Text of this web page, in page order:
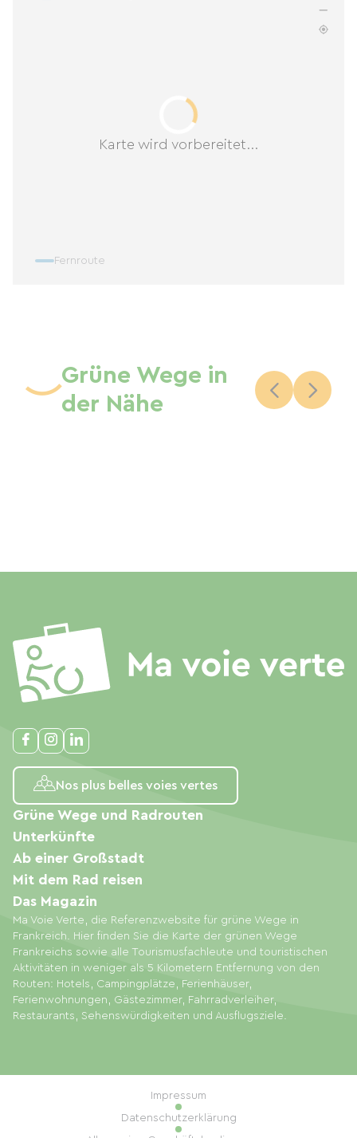
Karte wird vorbereitet...
Fernroute
Grüne Wege in
der Nähe
Nos plus belles voies vertes
Ma Voie Verte, die Referenzwebsite für grüne Wege in
Frankreich. Hier finden Sie die Karte der grünen Wege
Frankreichs sowie alle Tourismusfachleute und touristischen
Aktivitäten in weniger als 5 Kilometern Entfernung von den
Routen: Hotels, Campingplätze, Ferienhäuser,
Ferienwohnungen, Gästezimmer, Fahrradverleiher,
Restaurants, Sehenswürdigkeiten und Ausflugsziele.
Grüne Wege und Radrouten
Unterkünfte
Ab einer Großstadt
Mit dem Rad reisen
Das Magazin
Impressum
Datenschutzerklärung